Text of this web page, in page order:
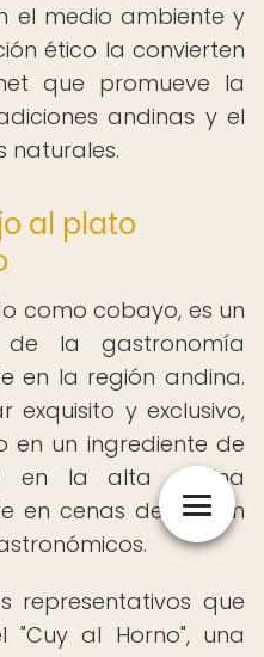
el medio ambiente y
ético la convierten
que promueve la
andinas y el
naturales.
al plato
como cobayo, es un
de la gastronomía
en la región andina.
exquisito y exclusivo,
en un ingrediente de
en la alta cocina
en cenas de lujo en
representativos que
al Horno", una